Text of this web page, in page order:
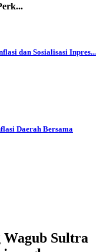
dan Sosialisasi Inpres...
Daerah Bersama
Sultra